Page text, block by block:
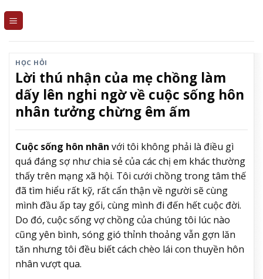
HỌC HỎI
Lời thú nhận của mẹ chồng làm
dấy lên nghi ngờ về cuộc sống hôn
nhân tưởng chừng êm ấm
Cuộc sống hôn nhân với tôi không phải là điều gì
quá đáng sợ như chia sẻ của các chị em khác thường
thấy trên mạng xã hội. Tôi cưới chồng trong tâm thế
đã tìm hiểu rất kỹ, rất cẩn thận về người sẽ cùng
mình đầu ấp tay gối, cùng mình đi đến hết cuộc đời.
Do đó, cuộc sống vợ chồng của chúng tôi lúc nào
cũng yên bình, sóng gió thỉnh thoảng vẫn gợn lăn
tăn nhưng tôi đều biết cách chèo lái con thuyền hôn
nhân vượt qua.